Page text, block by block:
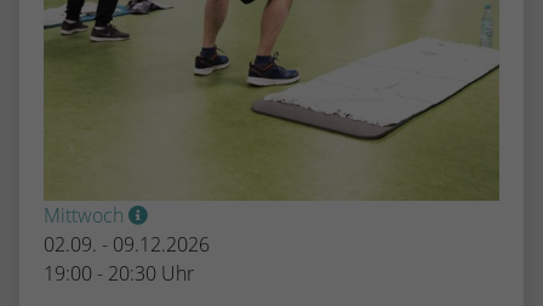
Mittwoch
02.09. - 09.12.2026
19:00 - 20:30 Uhr